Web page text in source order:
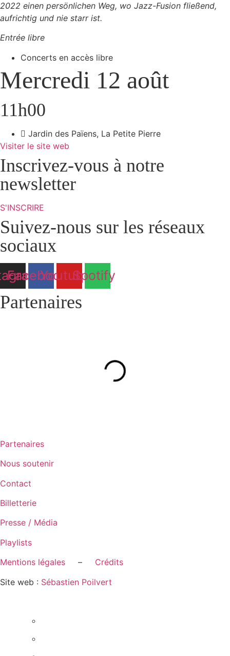
2022 einen persönlichen Weg, wo Jazz-Fusion fließend,
aufrichtig und nie starr ist.
Entrée libre
Concerts en accès libre
Mercredi 12 août
11h00
Jardin des Païens, La Petite Pierre
Visiter le site web
Inscrivez-vous à notre
newsletter
S'INSCRIRE
Suivez-nous sur les réseaux
sociaux
Facebook
YoutubeSpotify
Partenaires
Partenaires
Nous soutenir
Contact
Billetterie
Presse / Média
Playlists
Mentions légales – Crédits
Site web : Sébastien Poilvert